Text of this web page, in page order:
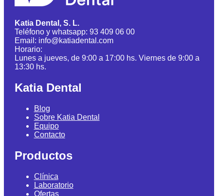
Katia Dental, S. L.
Teléfono y whatsapp: 93 409 06 00
Email: info@katiadental.com
Horario:
Lunes a jueves, de 9:00 a 17:00 hs. Viernes de 9:00 a
13:30 hs.
Katia Dental
Blog
Sobre Katia Dental
Equipo
Contacto
Productos
Clínica
Laboratorio
Ofertas